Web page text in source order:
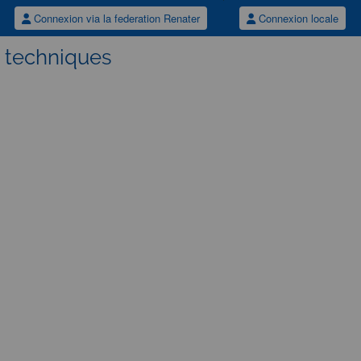
Connexion via la federation Renater Connexion locale